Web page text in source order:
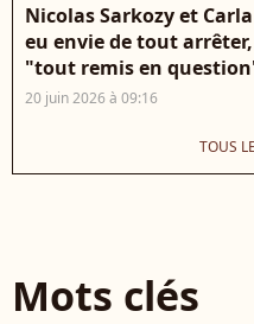
Nicolas Sarkozy et
eu envie de tout
"tout remis en
20 juin 2026 à 09:16
TOUS
Mots clés